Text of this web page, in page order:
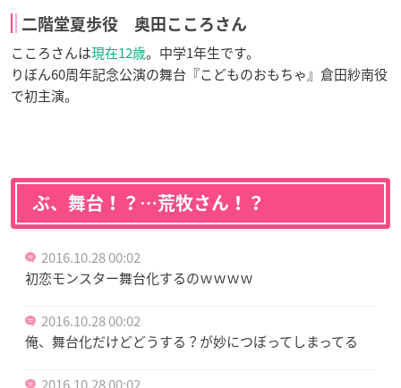
二階堂夏歩役 奥田こころさん
こころさんは現在12歳。中学1年生です。
りぼん60周年記念公演の舞台『こどものおもちゃ』倉田紗南役
で初主演。
ぶ、舞台！？…荒牧さん！？
2016.10.28 00:02
初恋モンスター舞台化するのｗｗｗｗ
2016.10.28 00:02
俺、舞台化だけどどうする？が妙につぼってしまってる
2016.10.28 00:02